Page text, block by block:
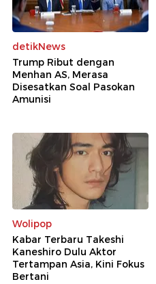
detikNews
Trump Ribut dengan
Menhan AS, Merasa
Disesatkan Soal Pasokan
Amunisi
Wolipop
Kabar Terbaru Takeshi
Kaneshiro Dulu Aktor
Tertampan Asia, Kini Fokus
Bertani